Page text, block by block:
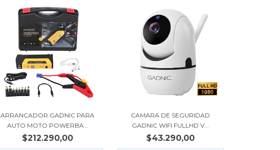
ARRANCADOR GADNIC PARA
AUTO MOTO POWERBA...
$212.290,00
CAMARA DE SEGURIDAD
GADNIC WIFI FULLHD V...
$43.290,00